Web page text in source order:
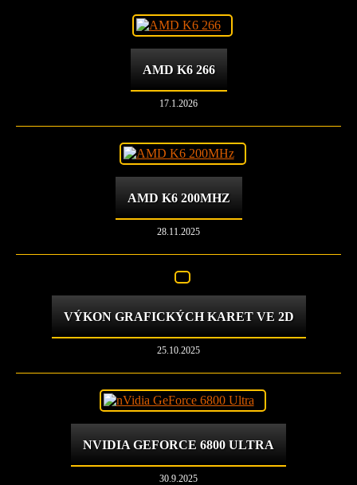
AMD K6 266
17.1.2026
AMD K6 200MHZ
28.11.2025
VÝKON GRAFICKÝCH KARET VE 2D
25.10.2025
NVIDIA GEFORCE 6800 ULTRA
30.9.2025